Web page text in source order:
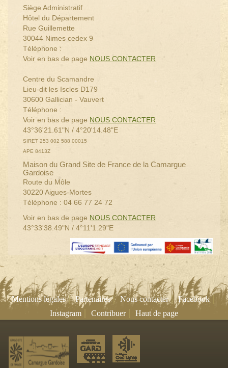
Siège Administratif
Hôtel du Département
Rue Guillemette
30044 Nimes cedex 9
Téléphone :
Voir en bas de page NOUS CONTACTER
Centre du Scamandre
Lieu-dit les Iscles D179
30600 Gallician - Vauvert
Téléphone :
Voir en bas de page NOUS CONTACTER
43°36'21.61"N / 4°20'14.48"E
SIRET 253 002 588 00015
APE 8413Z
Maison du Grand Site de France de la Camargue
Gardoise
Route du Môle
30220 Aigues-Mortes
Téléphone : 04 66 77 24 72
Voir en bas de page NOUS CONTACTER
43°33'38.49"N / 4°11'1.29"E
Mentions légales|Partenaires|Nous contacter|Facebook|
Instagram Contribuer| Haut de page